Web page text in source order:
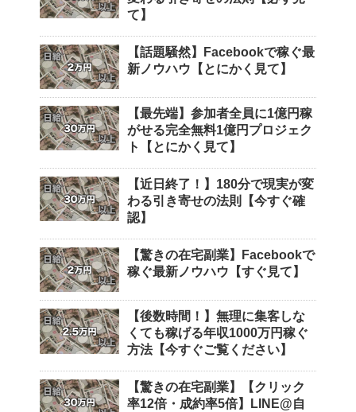
て】
【話題騒然】Facebookで稼ぐ最
新ノウハウ【とにかく見て】
【最先端】参加者全員に1億円稼
がせる完全無料1億円プロジェク
ト【とにかく見て】
【近日終了！】180分で現実が変
わる引き寄せの法則【今すぐ確
認】
【驚きの在宅副業】Facebookで
稼ぐ最新ノウハウ【すぐ見て】
【後数時間！】無理に集客しな
くても稼げる年収1000万円稼ぐ
方法【今すぐご覧ください】
【驚きの在宅副業】【クリック
率12倍・成約率5倍】LINE@自